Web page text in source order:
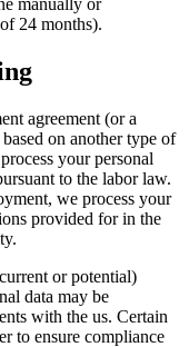
manually or
24 months).
agreement (or a
on another type of
your personal
to the labor law.
we process your
provided for in the
or potential)
data may be
with the us. Certain
to ensure compliance